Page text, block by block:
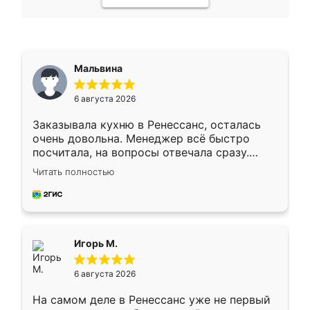
Мальвина
6 августа 2026
Заказывала кухню в Ренессанс, осталась
очень довольна. Менеджер всё быстро
посчитала, на вопросы отвечала сразу.
Замерщик приехал в субботу, подошёл к
делу со всей ответственностью. Собрали
за день, ребята работали аккуратно, даже
Читать полностью
Игорь М.
6 августа 2026
На самом деле в Ренессанс уже не первый